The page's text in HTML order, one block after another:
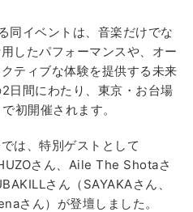
同イベントは、音楽だけでな
したパフォーマンスや、オー
ティブな体験を提供する未来
日間にわたり、東京・お台場
初開催されます。
は、特別ゲストとして
さん、Aile The Shotaさ
さん（SAYAKAさん、
さん）が登壇しました。